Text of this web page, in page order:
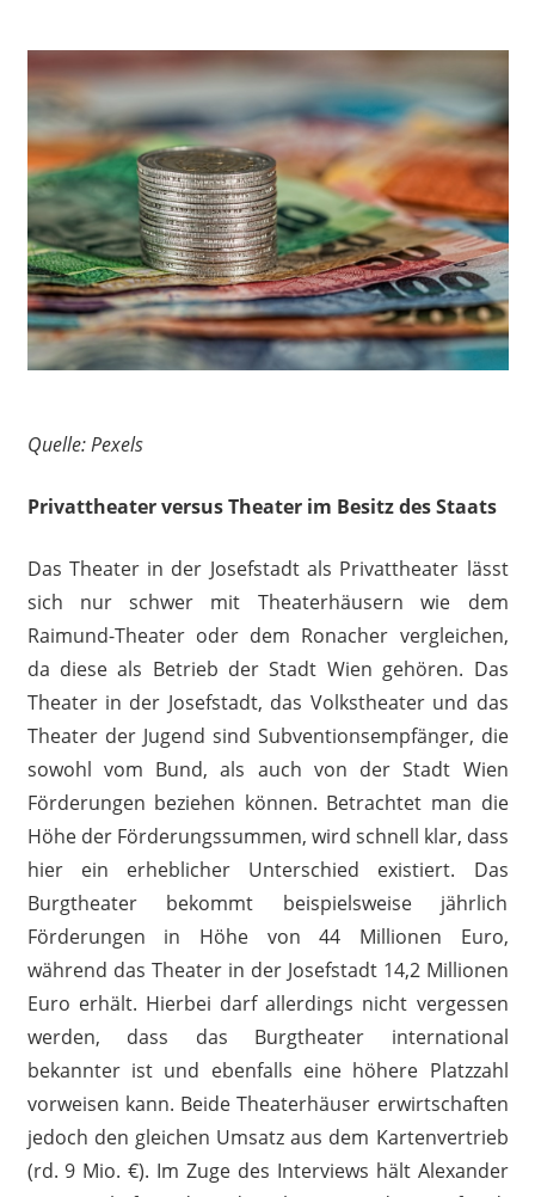
Quelle: Pexels
Privattheater versus Theater im Besitz des Staats
Das Theater in der Josefstadt als Privattheater lässt
sich nur schwer mit Theaterhäusern wie dem
Raimund-Theater oder dem Ronacher vergleichen,
da diese als Betrieb der Stadt Wien gehören. Das
Theater in der Josefstadt, das Volkstheater und das
Theater der Jugend sind Subventionsempfänger, die
sowohl vom Bund, als auch von der Stadt Wien
Förderungen beziehen können. Betrachtet man die
Höhe der Förderungssummen, wird schnell klar, dass
hier ein erheblicher Unterschied existiert. Das
Burgtheater bekommt beispielsweise jährlich
Förderungen in Höhe von 44 Millionen Euro,
während das Theater in der Josefstadt 14,2 Millionen
Euro erhält. Hierbei darf allerdings nicht vergessen
werden, dass das Burgtheater international
bekannter ist und ebenfalls eine höhere Platzzahl
vorweisen kann. Beide Theaterhäuser erwirtschaften
jedoch den gleichen Umsatz aus dem Kartenvertrieb
(rd. 9 Mio. €). Im Zuge des Interviews hält Alexander